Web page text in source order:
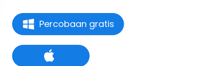
Percobaan gratis